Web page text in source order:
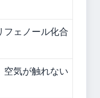
フェノール化合
空気が触れない